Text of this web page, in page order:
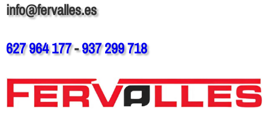
info@fervalles.es
627 964 177-937 299 718